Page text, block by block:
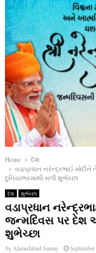
Home
દેશ
વડાપ્રધાન નરેન્દ્રભાઈ
દુનિયાભરમાંથી મળી શુભેચ્છા
દેશ શુભેચ્છા
વડાપ્રધાન
જન્મદિવસ પર દેશ
શુભેચ્છા
by Ahmedabad Samay